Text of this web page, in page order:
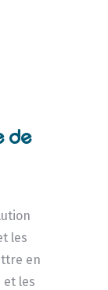
de
les
en
et les